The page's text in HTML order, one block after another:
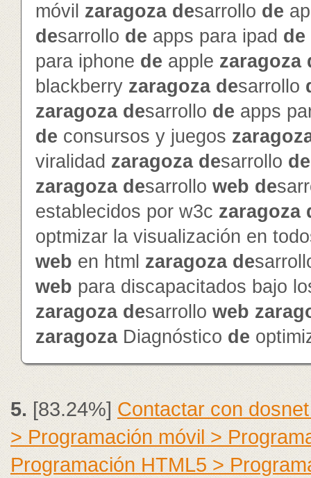
móvil zaragoza desarrollo de
desarrollo de apps para ipad de
para iphone de apple zaragoza
blackberry zaragoza desarrollo
zaragoza desarrollo de apps
de consursos y juegos
viralidad zaragoza desarrollo de
zaragoza desarrollo web de
establecidos por w3c zaragoza
optmizar la visualización en
web en html zaragoza de
web para discapacitados bajo
zaragoza desarrollo web
zaragozaDiagnóstico de
5.[83.24%] Contactar con
> Programación móvil >
Programación HTML5 >